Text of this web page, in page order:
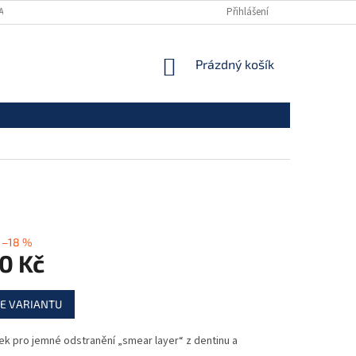
OSOBNÍCH ÚDAJŮ Přihlášení
NÁKUPNÍ
Prázdný košík
–18 %
Kč
VARIANTU
pro jemné odstranění „smear layer“ z dentinu a